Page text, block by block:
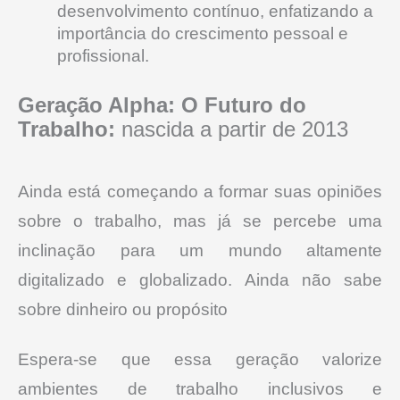
desenvolvimento contínuo, enfatizando a
importância do crescimento pessoal e
profissional.
Geração Alpha: O Futuro do
Trabalho: nascida a partir de 2013
Ainda está começando a formar suas opiniões
sobre o trabalho, mas já se percebe uma
inclinação para um mundo altamente
digitalizado e globalizado. Ainda não sabe
sobre dinheiro ou propósito
Espera-se que essa geração valorize
ambientes de trabalho inclusivos e